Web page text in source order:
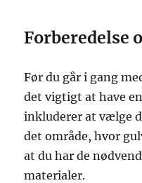
Forberedelse
Før du går i gang
det vigtigt at have
inkluderer at vælge
det område, hvor
at du har de
materialer.